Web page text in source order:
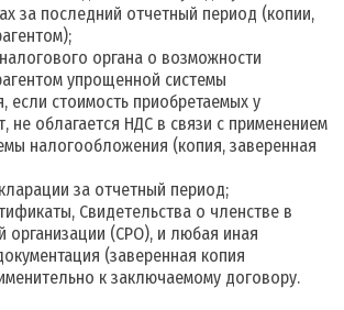
за последний отчетный период (копии,
органа о возможности
упрощенной системы
если стоимость приобретаемых у
не облагается НДС в связи с применением
налогообложения (копия, заверенная
за отчетный период;
Свидетельства о членстве в
организации (СРО), и любая иная
(заверенная копия
к заключаемому договору.